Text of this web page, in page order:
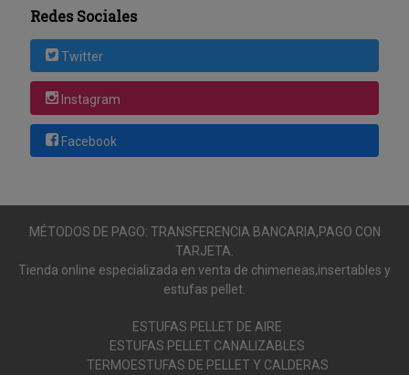
Redes Sociales
Twitter
Instagram
Facebook
MÉTODOS DE PAGO: TRANSFERENCIA BANCARIA,PAGO CON
TARJETA.
Tienda online especializada en venta de chimeneas,insertables y
estufas pellet.
ESTUFAS PELLET DE AIRE
ESTUFAS PELLET CANALIZABLES
TERMOESTUFAS DE PELLET Y CALDERAS